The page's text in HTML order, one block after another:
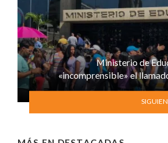
Ministerio de
«incomprensible» el